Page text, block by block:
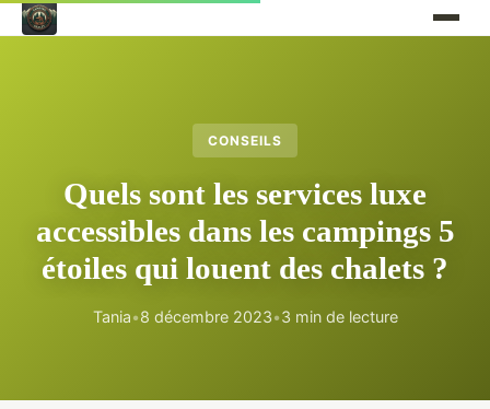
CONSEILS
Quels sont les services luxe
accessibles dans les campings 5
étoiles qui louent des chalets ?
Tania•8 décembre 2023•3 min de lecture